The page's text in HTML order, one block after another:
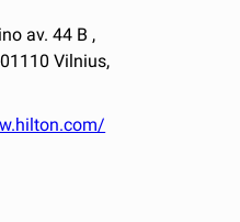
av. 44 B ,
Vilnius,